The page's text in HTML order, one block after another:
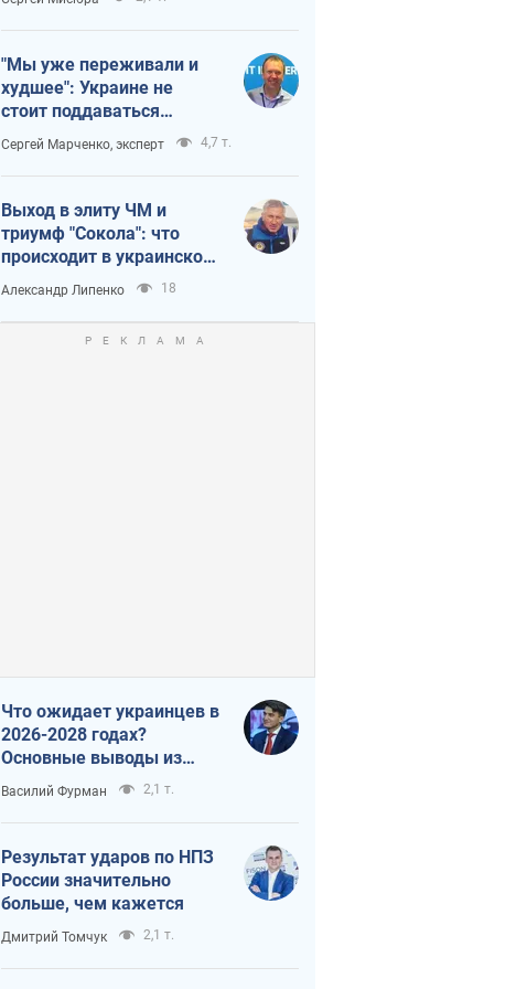
"Мы уже переживали и
худшее": Украине не
стоит поддаваться
отчаянию из-за
ракетного террора
Сергей Марченко, эксперт 4,7 т.
Выход в элиту ЧМ и
триумф "Сокола": что
происходит в украинском
хоккее
Александр Липенко 18
Что ожидает украинцев в
2026-2028 годах?
Основные выводы из
новых прогнозов от НБУ
Василий Фурман 2,1 т.
Результат ударов по НПЗ
России значительно
больше, чем кажется
Дмитрий Томчук 2,1 т.